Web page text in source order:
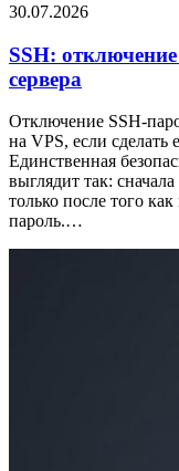
30.07.2026
SSH:
сервера
Отключение SSH-
на VPS, если сделать
Единственная
выглядит так:
только после того
пароль.…